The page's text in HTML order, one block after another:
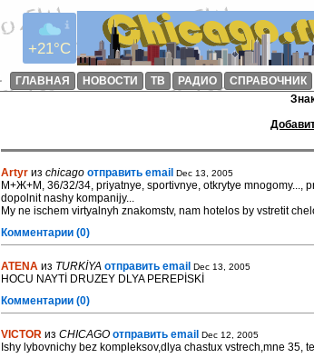
+21°C
ГЛАВНАЯ НОВОСТИ ТВ РАДИО СПРАВОЧНИК
Artyr из chicago отправить email Dec 13, 2005
М+Ж+M, 36/32/34, priyatnye, sportivnye, otkrytye mnogomy...,
dopolnit nashy kompanijy...
My ne ischem virtyalnyh znakomstv, nam hotelos by vstretit
Комментарии (0)
ATENA из TURKİYA отправить email Dec 13, 2005
HOCU NAYTİ DRUZEY DLYA PEREPİSKİ
Комментарии (0)
VICTOR из CHICAGO отправить email Dec 12, 2005
Ishy lybovnichy bez kompleksov,dlya chastux vstrech,mne 35,